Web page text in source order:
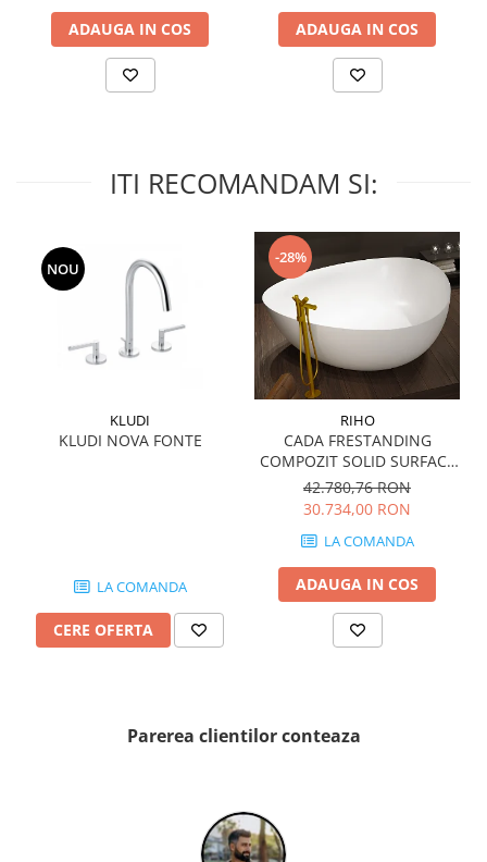
WALLART
WONDER
WOODBREAK
WOOD COLLECTION
MYSTONE SILVER ROOT
MYSTONE LIMESTONE
MYSTONE CEPPO DI GRE
MULTIQUARTZ
MARBLEPLAY
SLOW COLD
THIN WALL COVERING
ADAUGA IN COS ADAUGA IN COS
ITI RECOMANDAM SI:
NOU
KLUDI
KLUDI NOVA FONTE
LA COMANDA
CERE OFERTA
-28%
RIHO
CADA FRESTANDING
COMPOZIT SOLID SURFACE
OVIEDO 160x160 cm 505l
42.780,76 RON
30.734,00 RON
LA COMANDA
ADAUGA IN COS
Parerea clientilor conteaza